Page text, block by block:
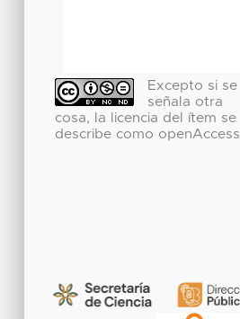
Excepto si se
señala otra
cosa, la licencia del ítem se
describe como openAccess